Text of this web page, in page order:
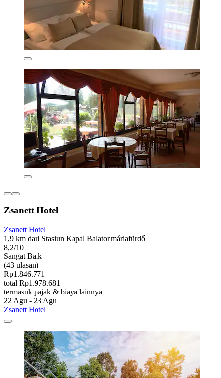
Zsanett Hotel
Zsanett Hotel
1,9 km dari Stasiun Kapal Balatonmáriafürdő
8,2/10
Sangat Baik
(43 ulasan)
Rp1.846.771
total Rp1.978.681
termasuk pajak & biaya lainnya
22 Agu - 23 Agu
Zsanett Hotel